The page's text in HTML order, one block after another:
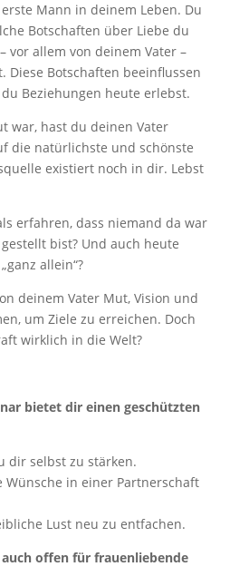
Mann in deinem Leben. Du
Botschaften über Liebe du
vor allem von deinem Vater –
Diese Botschaften beeinflussen
Beziehungen heute erlebst.
war, hast du deinen Vater
die natürlichste und schönste
existiert noch in dir. Lebst
erfahren, dass niemand da war
bist? Und auch heute
allein“?
deinem Vater Mut, Vision und
um Ziele zu erreichen. Doch
wirklich in die Welt?
bietet dir einen geschützten
dir selbst zu stärken.
in einer Partnerschaft
Lust neu zu entfachen.
auch offen für frauenliebende